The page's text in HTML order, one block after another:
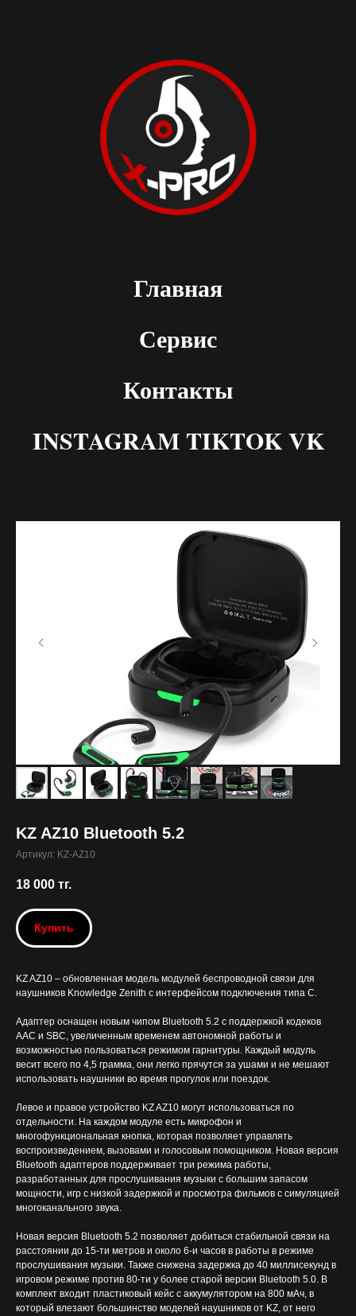
Главная
Сервис
Контакты
INSTAGRAM TIKTOK VK
KZ AZ10 Bluetooth 5.2
Артикул: KZ-AZ10
18 000 тг.
Купить
KZ AZ10 – обновленная модель модулей беспроводной связи для
наушников Knowledge Zenith с интерфейсом подключения типа C.
Адаптер оснащен новым чипом Bluetooth 5.2 с поддержкой кодеков
AAC и SBC, увеличенным временем автономной работы и
возможностью пользоваться режимом гарнитуры. Каждый модуль
весит всего по 4,5 грамма, они легко прячутся за ушами и не мешают
использовать наушники во время прогулок или поездок.
Левое и правое устройство KZ AZ10 могут использоваться по
отдельности. На каждом модуле есть микрофон и
многофункциональная кнопка, которая позволяет управлять
воспроизведением, вызовами и голосовым помощником. Новая версия
Bluetooth адаптеров поддерживает три режима работы,
разработанных для прослушивания музыки с большим запасом
мощности, игр с низкой задержкой и просмотра фильмов с симуляцией
многоканального звука.
Новая версия Bluetooth 5.2 позволяет добиться стабильной связи на
расстоянии до 15-ти метров и около 6-и часов в работы в режиме
прослушивания музыки. Также снижена задержка до 40 миллисекунд в
игровом режиме против 80-ти у более старой версии Bluetooth 5.0. В
комплект входит пластиковый кейс с аккумулятором на 800 мАч, в
который влезают большинство моделей наушников от KZ, от него